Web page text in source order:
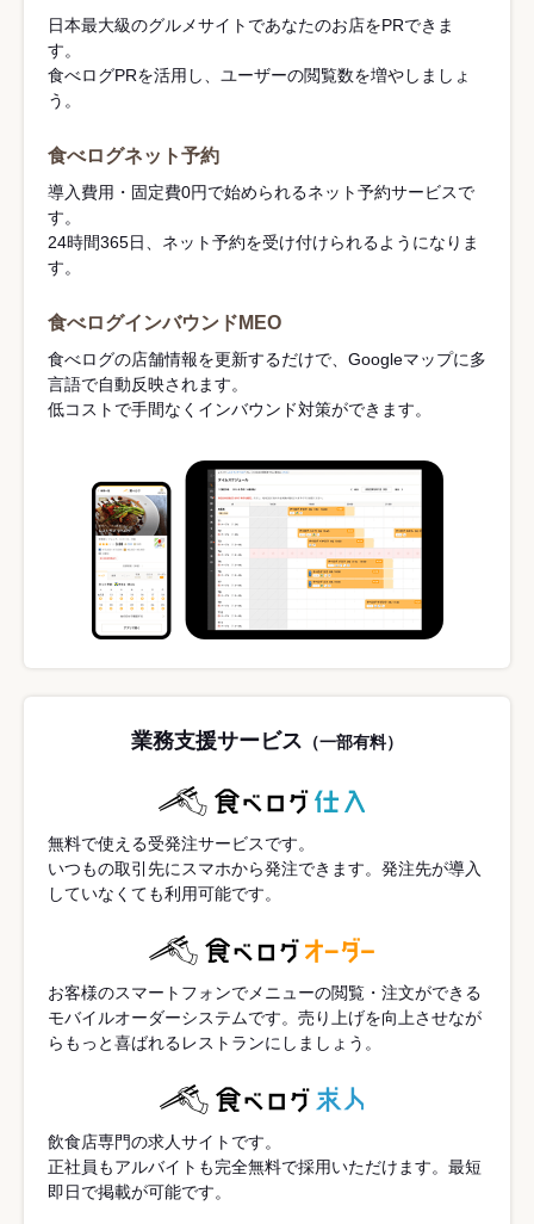
日本最大級のグルメサイトであなたのお店をPRできま
す。
食べログPRを活用し、ユーザーの閲覧数を増やしましょ
う。
食べログネット予約
導入費用・固定費0円で始められるネット予約サービスで
す。
24時間365日、ネット予約を受け付けられるようになりま
す。
食べログインバウンドMEO
食べログの店舗情報を更新するだけで、Googleマップに多
言語で自動反映されます。
低コストで手間なくインバウンド対策ができます。
業務支援サービス （一部有料）
無料で使える受発注サービスです。
いつもの取引先にスマホから発注できます。発注先が導入
していなくても利用可能です。
お客様のスマートフォンでメニューの閲覧・注文ができる
モバイルオーダーシステムです。売り上げを向上させなが
らもっと喜ばれるレストランにしましょう。
飲食店専門の求人サイトです。
正社員もアルバイトも完全無料で採用いただけます。最短
即日で掲載が可能です。